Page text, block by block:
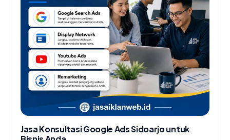
Jasa Konsultasi Google Ads Sidoarjo untuk